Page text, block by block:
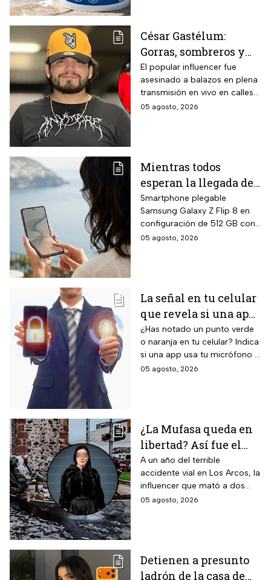
lámina galvanizada,
fibrocemento y ladrillos,
además de fórmula libre de
asbesto y no inflamable.
César Gastélum:
Gorras, sombreros y
las letras MZ, las
pistas que investigan
tras el asesinato del
influencer
El popular influencer fue
asesinado a balazos en plena
transmisión en vivo en calles
de Culiacán, Sinaloa.
05 agosto, 2026
Mientras todos
esperan la llegada del
nuevo celular
Samsung Z Flip8 de
512GB, Liverpool
rebaja el valor de la
intereses
Smartphone plegable
Samsung Galaxy Z Flip 8 en
configuración de 512 GB con
pantalla principal Dynamic
actualizaciones de sistema
operativo garantizadas y suite
completa de Galaxy AI con
inteligencia artificial integrada.
05 agosto, 2026
La señal en tu celular
que revela si una app
te está escuchando
¡No la ignores!
¿Has notado un punto verde
o naranja en tu celular? Indica
si una app usa tu micrófono o
cámara, clave para tu
05 agosto, 2026
¿La Mufasa queda en
libertad? Así fue el
aparatoso accidente
en Los Arcos de
Querétaro en el que
murieron 2 personas
A un año del terrible
accidente vial en Los Arcos, la
influencer que mató a dos
personas podría ser liberada
05 agosto, 2026
Detienen a presunto
ladrón de la casa de